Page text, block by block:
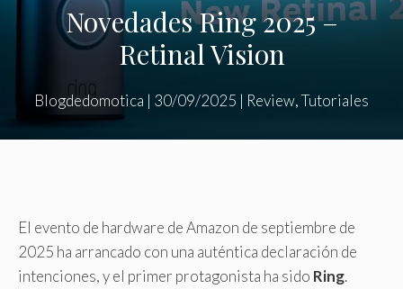
Novedades Ring 2025 –
Retinal Vision
Blogdedomotica | 30/09/2025 | Review,Tutoriales
El evento de hardware de Amazon de septiembre de
2025 ha arrancado con una auténtica declaración de
intenciones, y el primer protagonista ha sido Ring.